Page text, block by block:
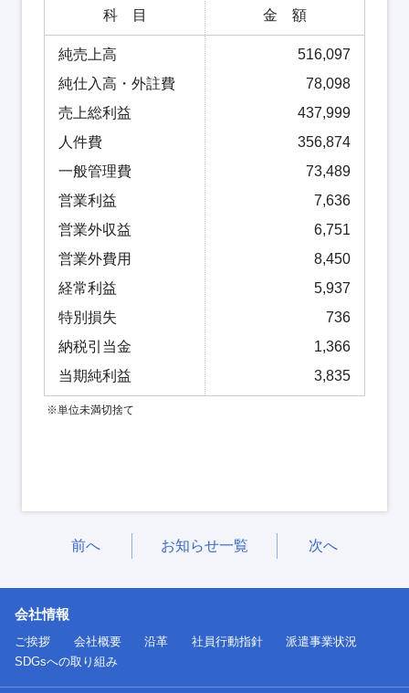
※単位未満切捨て
科 目 金 額
純売上高
純仕入高・外註費
売上総利益
人件費
一般管理費
営業利益
営業外収益
営業外費用
経常利益
特別損失
納税引当金
当期純利益
516,097
78,098
437,999
356,874
73,489
7,636
6,751
8,450
5,937
736
1,366
3,835
前へ お知らせ一覧 次へ
会社情報
ご挨拶 会社概要 沿革 社員行動指針
派遣事業状況
SDGsへの取り組み